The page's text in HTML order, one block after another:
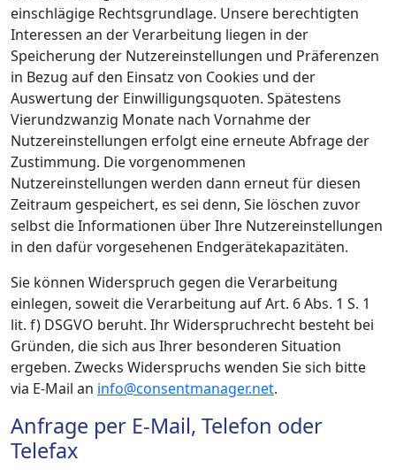
einschlägige Rechtsgrundlage. Unsere berechtigten
Interessen an der Verarbeitung liegen in der
Speicherung der Nutzereinstellungen und Präferenzen
in Bezug auf den Einsatz von Cookies und der
Auswertung der Einwilligungsquoten. Spätestens
Vierundzwanzig Monate nach Vornahme der
Nutzereinstellungen erfolgt eine erneute Abfrage der
Zustimmung. Die vorgenommenen
Nutzereinstellungen werden dann erneut für diesen
Zeitraum gespeichert, es sei denn, Sie löschen zuvor
selbst die Informationen über Ihre Nutzereinstellungen
in den dafür vorgesehenen Endgerätekapazitäten.
Sie können Widerspruch gegen die Verarbeitung
einlegen, soweit die Verarbeitung auf Art. 6 Abs. 1 S. 1
lit. f) DSGVO beruht. Ihr Widerspruchrecht besteht bei
Gründen, die sich aus Ihrer besonderen Situation
ergeben. Zwecks Widerspruchs wenden Sie sich bitte
via E-Mail an info@consentmanager.net.
Anfrage per E-Mail, Telefon oder
Telefax